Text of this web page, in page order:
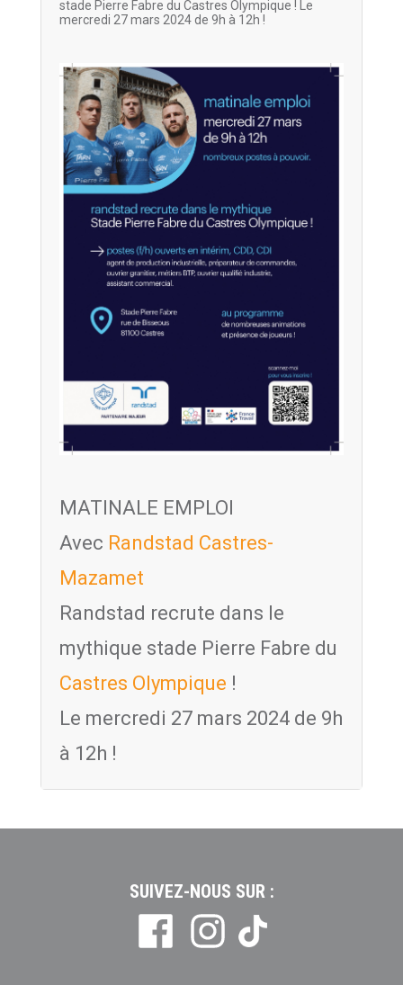
stade Pierre Fabre du Castres Olympique ! Le
mercredi 27 mars 2024 de 9h à 12h !
MATINALE EMPLOI
Avec Randstad Castres-
Mazamet
Randstad recrute dans le
mythique stade Pierre Fabre du
Castres Olympique !
Le mercredi 27 mars 2024 de 9h
à 12h !
SUIVEZ-NOUS SUR :
Tiktok